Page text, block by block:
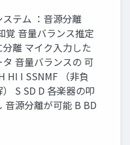
テム ：音源分離
覚 音量バランス推定
離 マイク入力した
音量バランスの 可
HI I SSNMF （非負
S SD D 各楽器の叩
音源分離が可能 B BD